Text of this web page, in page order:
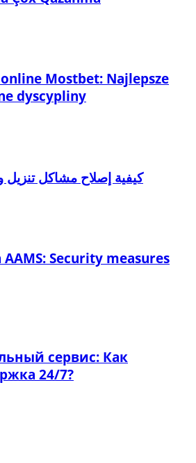
Mostbet: Najlepsze
dyscypliny
كيفية إصلاح مشاكل
Security measures
сервис: Как
24/7?